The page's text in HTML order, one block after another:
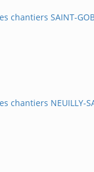
chantiers SAINT-
chantiers NEUILLY-